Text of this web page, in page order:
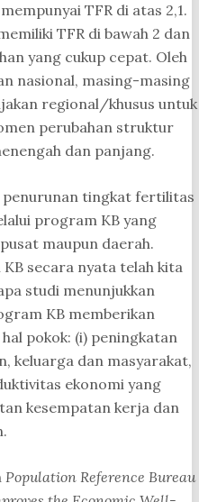
TFR di atas 2,1.
TFR di bawah 2 dan
yang cukup cepat. Oleh
nasional, masing-masing
regional/khusus untuk
perubahan struktur
dan panjang.
tingkat fertilitas
program KB yang
maupun daerah.
secara nyata telah kita
studi menunjukkan
KB memberikan
pokok: (i) peningkatan
keluarga dan masyarakat,
ekonomi yang
kesempatan kerja dan
Population Reference Bureau